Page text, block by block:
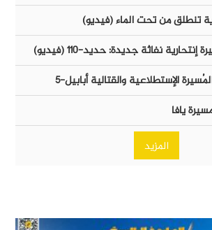
تنطلق من تحت الماء (فيديو)
نفاثة جديدة: حديد-١١٠ (فيديو)
الإستطلاعية والقتالية أبابيل-٥
يافا
المزيد